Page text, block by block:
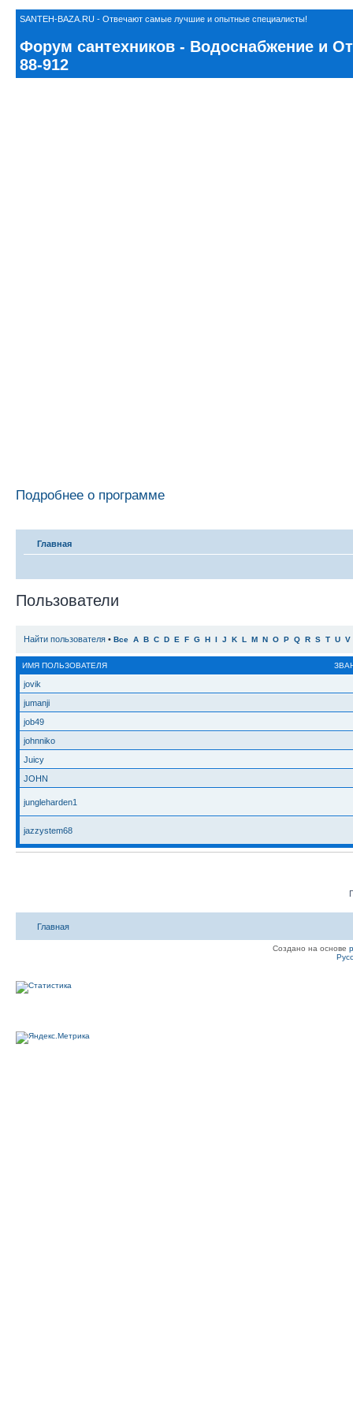
SANTEH-BAZA.RU - Отвечают самые лучшие и опытные специалисты!
Форум сантехников - Водоснабжение и
88-912
Подробнее о программе
Главная
Пользователи
Найти пользователя • Все A B C D E F G H I J K L M N O P Q R S T U V
ИМЯ ПОЛЬЗОВАТЕЛЯ
jovik
jumanji
job49
johnniko
Juicy
JOHN
jungleharden1
jazzystem68
Главная
Создано на основе